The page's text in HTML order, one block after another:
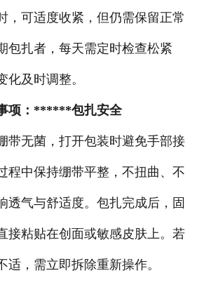
，可适度收紧，但仍需保留正常
包扎者，每天需定时检查松紧
化及时调整。
项：******包扎安全
无菌，打开包装时避免手部接
程中保持绷带平整，不扭曲、不
透气与舒适度。包扎完成后，固
接粘贴在创面或敏感皮肤上。若
适，需立即拆除重新操作。